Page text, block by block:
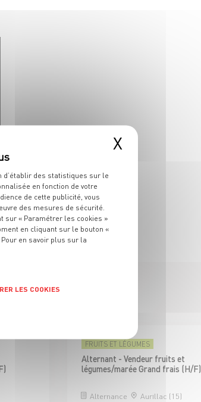
LÉGUMES
FRUITS ET LÉGUMES
Alternant - Vendeur fruits et
légumes/marée Grand frais (H/F)
Alternance Aurillac (15)
X
d’établir des statistiques sur le
en fonction de votre
de cette publicité, vous
des mesures de sécurité.
sur « Paramétrer les cookies »
en cliquant sur le bouton «
en savoir plus sur la
LES COOKIES